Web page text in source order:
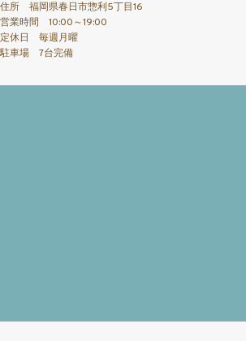
住所 福岡県春日市惣利5丁目16
営業時間 10:00～19:00
定休日 毎週月曜
駐車場 7台完備